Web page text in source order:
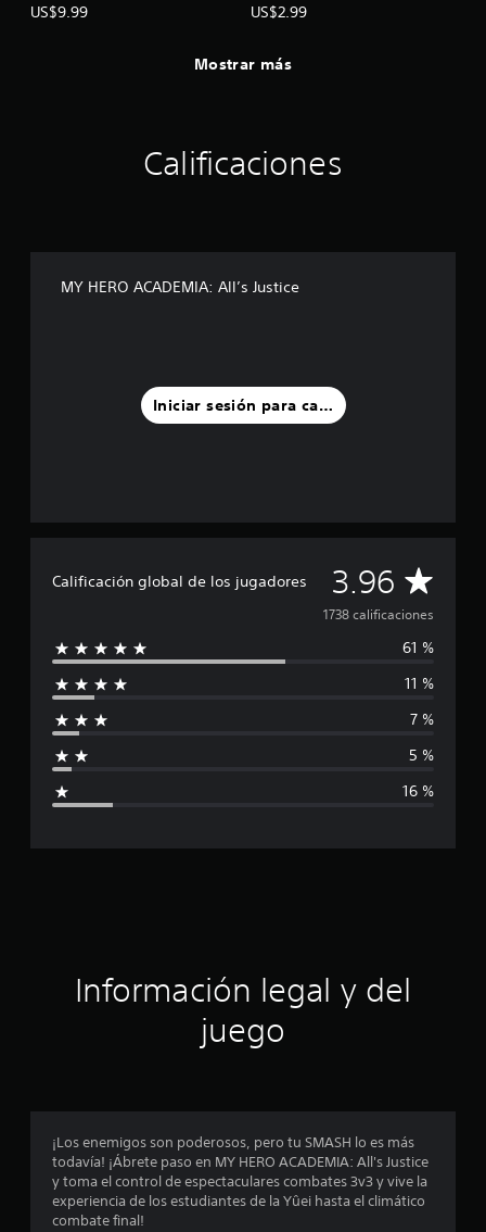
de 1-A
US$9.99 US$2.99
Mostrar más
Calificaciones
MY HERO ACADEMIA: All’s Justice
Iniciar sesión para calificar
Calificación global de los jugadores 3.96 C
a
a
ó
r
o
m
1738 calificaciones
61 %
11 %
7 %
5 %
16 %
Información legal y del
juego
¡Los enemigos son poderosos, pero tu SMASH lo es más
todavía! ¡Ábrete paso en MY HERO ACADEMIA: All's Justice
y toma el control de espectaculares combates 3v3 y vive la
experiencia de los estudiantes de la Yûei hasta el climático
combate final!